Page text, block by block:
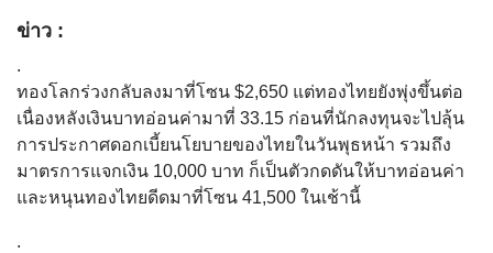
ข่าว :
.
ทองโลกร่วงกลับลงมาที่โซน $2,650 แต่ทองไทยยังพุ่งขึ้นต่อ
เนื่องหลังเงินบาทอ่อนค่ามาที่ 33.15 ก่อนที่นักลงทุนจะไปลุ้น
การประกาศดอกเบี้ยนโยบายของไทยในวันพุธหน้า รวมถึง
มาตรการแจกเงิน 10,000 บาท ก็เป็นตัวกดดันให้บาทอ่อนค่า
และหนุนทองไทยดีดมาที่โซน 41,500 ในเช้านี้
.